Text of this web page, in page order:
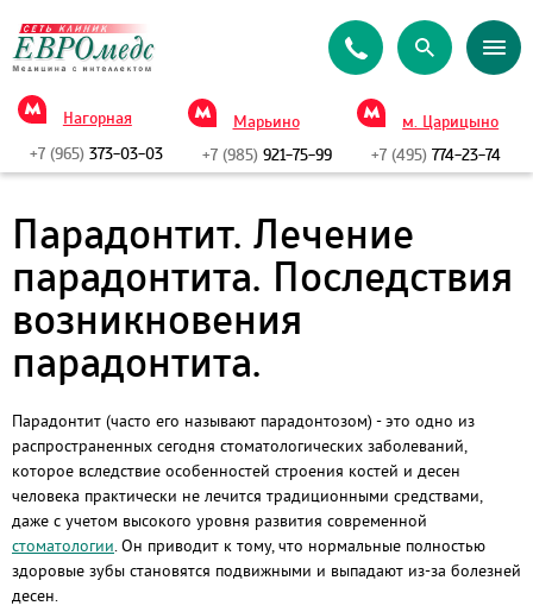
Нагорная
+7 (965) 373-03-03
Марьино
+7 (985)921-75-99
м. Царицыно
+7 (495) 774-23-74
Парадонтит. Лечение
парадонтита. Последствия
возникновения
парадонтита.
Парадонтит (часто его называют парадонтозом) - это одно из
распространенных сегодня стоматологических заболеваний,
которое вследствие особенностей строения костей и десен
человека практически не лечится традиционными средствами,
даже с учетом высокого уровня развития современной
стоматологии. Он приводит к тому, что нормальные полностью
здоровые зубы становятся подвижными и выпадают из-за болезней
десен.